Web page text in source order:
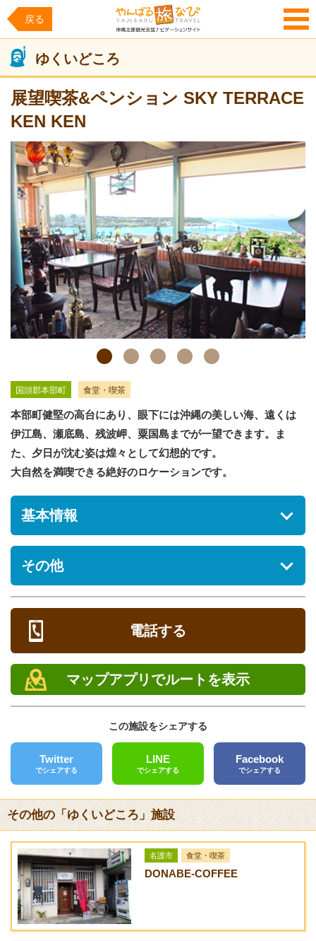
戻る
MENU
ゆくいどころ
展望喫茶&ペンション SKY TERRACE
KEN KEN
国頭郡本部町 食堂・喫茶
本部町健堅の高台にあり、眼下には沖縄の美しい海、遠くは
伊江島、瀬底島、残波岬、粟国島までが一望できます。ま
た、夕日が沈む姿は煌々として幻想的です。
大自然を満喫できる絶好のロケーションです。
基本情報
沖縄県国頭郡本部町字健堅1469番地
駐車場
[あり] 無料
営業時間
定休日
電話
FAX
クレジットカード
[未対応]
バリアフリー
[未対応]
送迎サービス
[なし]
URL
アクセス方法
その他
メニュー
カレーライス（サラ
ダ・コーヒーor紅茶
1,000円
400円
カレーライスセット
（サラダ・コーヒー
or紅茶・ケーキ付
き）
ケーキセット（コー
ヒーor紅茶付き）
700円
ドリンク（コーヒ
ー、紅茶、オレンジ
ジュース、グァバジ
ュース 他）
400円
電話する
マップアプリでルートを表示
この施設をシェアする
Twitter
でシェアする
LINE
でシェアする
Facebook
でシェアする
その他の「ゆくいどころ」施設
名護市 食堂・喫茶
DONABE-COFFEE